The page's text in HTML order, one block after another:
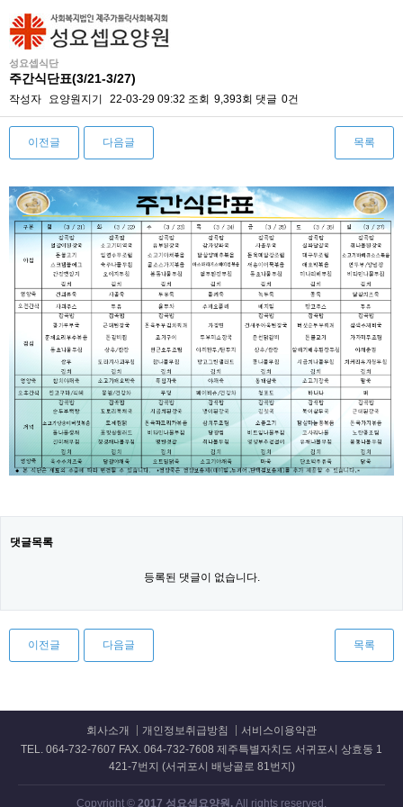
성요셉식단
주간식단표(3/21-3/27)
작성자 요양원지기 22-03-29 09:32 조회 9,393회 댓글 0건
이전글 다음글 목록
본문
댓글목록
등록된 댓글이 없습니다.
이전글 다음글 목록
회사소개 개인정보취급방침
서비스이용약관
TEL. 064-732-7607 FAX. 064-732-7608 제주특별자치도 서귀포시 상효동 1
421-7번지 (서귀포시 배낭골로 81번지)
Copyright © 2017 성요셉요양원. All rights reserved.